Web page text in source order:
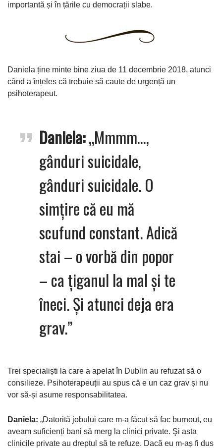
importantă și în țările cu democrații slabe.
Daniela ține minte bine ziua de 11 decembrie 2018, atunci
când a înțeles că trebuie să caute de urgență un
psihoterapeut.
Daniela:„Mmmm…,
gânduri suicidale,
gânduri suicidale. O
simțire că eu mă
scufund constant. Adică
stai – o vorbă din popor
– ca țiganul la mal și te
îneci. Și atunci deja era
grav.”
Trei specialiști la care a apelat în Dublin au refuzat să o
consilieze. Psihoterapeuții au spus că e un caz grav și nu
vor să-și asume responsabilitatea.
Daniela: „Datorită jobului care m-a făcut să fac burnout, eu
aveam suficienți bani să merg la clinici private. Şi asta
clinicile private au dreptul să te refuze. Dacă eu m-aș fi dus